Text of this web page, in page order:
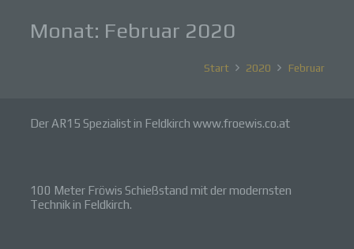
Monat: Februar 2020
Start 2020 Februar
Der AR15 Spezialist in Feldkirch www.froewis.co.at
100 Meter Fröwis Schießstand mit der modernsten
Technik in Feldkirch.